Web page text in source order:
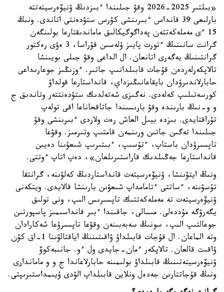
«بىلتىر 2025-2026 وقۋ جىلىندا ءبىزدىڭ ۋنيۆەرسيتەتتە
بارلىعى 39 قانداس ءبىرىنشى كۋرس ستۋدەنتى اتاندى. ونىڭ
15 ءى مەملەكەتتەن پەداگوگيكالىق ماماندىقتارعا بولىنگەن
گرانت سانىنىڭ ءتورت پايىز ۇلەسىن قۇراسا، 3 ەۋى رەكتور
گرانتىنىڭ يەگەرى اتانعان. ال الداعى وقۋ جىلى بويىنشا
تالاپكەرلەردەن قۇجات قابىلدانىپ جاتىر. ءوزىڭىز جوعارىداعى
حابارلاندىرۋدان بايقاعانىڭىزداي، قانداستارعا قولداۋ
كورسەتىلىپ كەلەدى. نەگىزى شەتەلدىك ستۋدەنتتەر وتاندىق ج
و و-نىڭ بارىندە وقۋ بارىسىندا جاتاقحاناعا اقى تولەپ
تۇراقتايدى. بىزدە بيىل العاش رەت ولاردى ءبىرىنشى وقۋ
جىلىندا تەگىن جاتىن ورىنمەن قامتىپ وتىرمىز. وقۋعا
تاپسىرۋدان باستاپ، ءتۇسىپ، ءبىتىرىپ شىعۋىنا دەيىن
قانداستارعا جەڭىلدىك قاراستىرىلعان»، دەپ اتاپ ءوتتى.
ونىڭ ايتۋىنشا، ۋنيۆەرسيتەت قانداستاردىڭ كەلۋىنە، گرانتقا
تۇسۋىنە، ءساتتى ءتامامداپ شىعۋىن بارىنشا قالايدى. ويتكەنى
ۋنيۆەرسيتەت تە مەملەكەتتىك تاپسىرىس الىپ، ونى تولىق
يگەرۋگە مۇددەلى. مىسالى، جاقىندا ءبىر قانداسىمىز پاسپورتىن
جوعالتىپ الىپ، سونىڭ سەبەبىنەن وقۋعا تاپسىرۋعا شەكارادان
وتە الماعان. ال قۇجات قابىلداۋ ۋاقىتىنىڭ اياقتالۋىنا 1-اق كۇن
ۋاقىت قالعان. تالاپكەر ءمان-جايدى ول ءو. جانىبەكوۆ
ۋنيۆەرسيتەتىنىڭ قابىلداۋ بولىمىنە حابارلاعاندا ج و و ماماندارى
ونىڭ قۇجاتتارىن جەدەل ونلاين قابىلداپ الۋدى ۇيىمداستىرىپتى.